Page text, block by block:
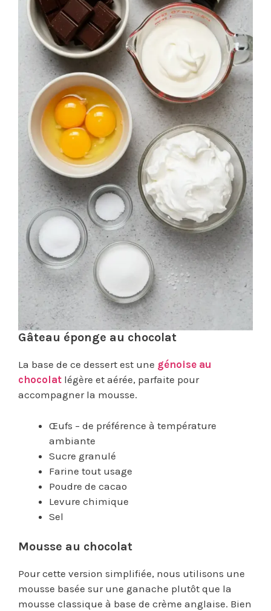
Gâteau éponge au chocolat
La base de ce dessert est une génoise au
chocolat légère et aérée, parfaite pour
accompagner la mousse.
Œufs – de préférence à température
ambiante
Sucre granulé
Farine tout usage
Poudre de cacao
Levure chimique
Sel
Mousse au chocolat
Pour cette version simplifiée, nous utilisons une
mousse basée sur une ganache plutôt que la
mousse classique à base de crème anglaise. Bien